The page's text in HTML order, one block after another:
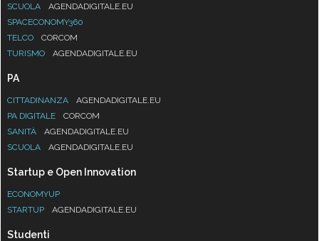
SCUOLA
AGENDADIGITALE.EU
SPACECONOMY360
TELCO
CORCOM
TURISMO
AGENDADIGITALE.EU
PA
CITTADINANZA
AGENDADIGITALE.EU
PA DIGITALE
CORCOM
SANITÀ
AGENDADIGITALE.EU
SCUOLA
AGENDADIGITALE.EU
Startup e Open Innovation
ECONOMYUP
STARTUP
AGENDADIGITALE.EU
Studenti